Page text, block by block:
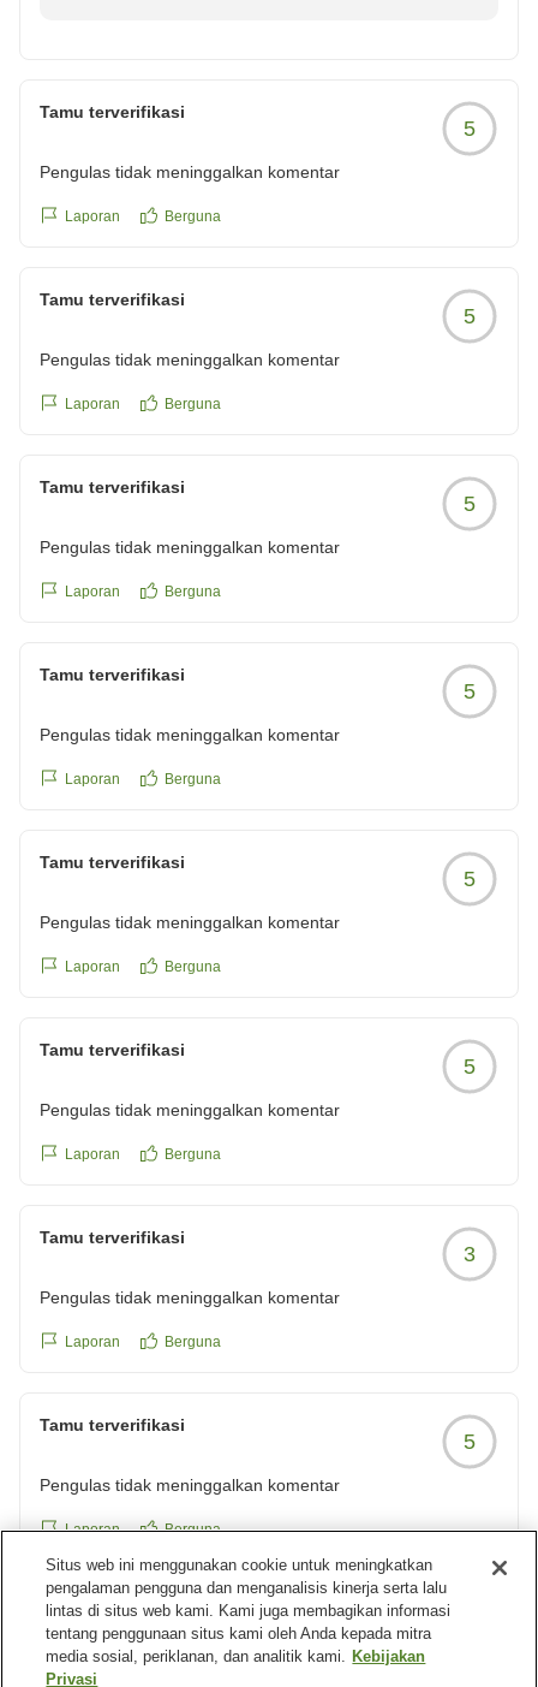
泊をご検討頂けますと幸いです。この度はご宿泊頂き、
フロントデスク
Tamu terverifikasi
5
Pengulas tidak meninggalkan komentar
Laporan Berguna
Tamu terverifikasi
5
Pengulas tidak meninggalkan komentar
Laporan Berguna
Tamu terverifikasi
5
Pengulas tidak meninggalkan komentar
Laporan Berguna
Tamu terverifikasi
5
Pengulas tidak meninggalkan komentar
Laporan Berguna
Tamu terverifikasi
5
Pengulas tidak meninggalkan komentar
Laporan Berguna
Tamu terverifikasi
5
Pengulas tidak meninggalkan komentar
Laporan Berguna
Tamu terverifikasi
3
Pengulas tidak meninggalkan komentar
Laporan Berguna
Tamu terverifikasi
5
Pengulas tidak meninggalkan komentar
Laporan Berguna
Tamu terverifikasi
Pengulas tidak meninggalkan komentar
Situs web ini menggunakan cookie untuk meningkatkan
pengalaman pengguna dan menganalisis kinerja serta lalu
lintas di situs web kami. Kami juga membagikan informasi
tentang penggunaan situs kami oleh Anda kepada mitra
media sosial, periklanan, dan analitik kami. Kebijakan
Privasi